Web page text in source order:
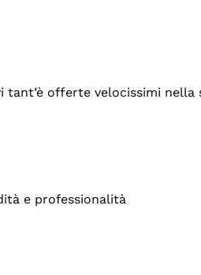
offerte velocissimi nella
e professionalità